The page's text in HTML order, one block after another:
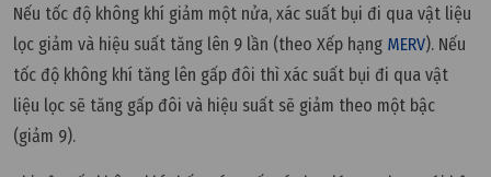
Nếu tốc độ không khí giảm một nửa, xác suất bụi đi qua vật liệu
lọc giảm và hiệu suất tăng lên 9 lần (theo Xếp hạng MERV). Nếu
tốc độ không khí tăng lên gấp đôi thì xác suất bụi đi qua vật
liệu lọc sẽ tăng gấp đôi và hiệu suất sẽ giảm theo một bậc
(giảm 9).